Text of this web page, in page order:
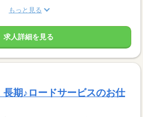
もっと見る
求人詳細を見る
長期♪ロードサービスのお仕